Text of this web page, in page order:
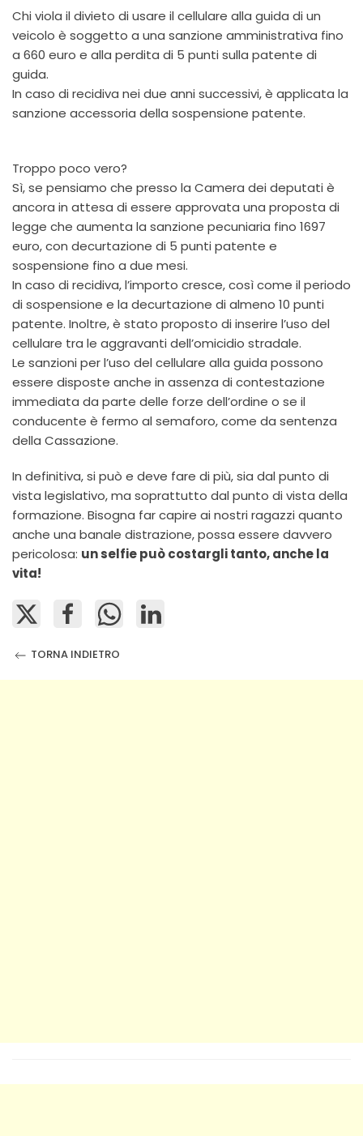
Chi viola il divieto di usare il cellulare alla guida di un
veicolo è soggetto a una sanzione amministrativa fino
a 660 euro e alla perdita di 5 punti sulla patente di
guida.
In caso di recidiva nei due anni successivi, è applicata la
sanzione accessoria della sospensione patente.
Troppo poco vero?
Sì, se pensiamo che presso la Camera dei deputati è
ancora in attesa di essere approvata una proposta di
legge che aumenta la sanzione pecuniaria fino 1697
euro, con decurtazione di 5 punti patente e
sospensione fino a due mesi.
In caso di recidiva, l’importo cresce, così come il periodo
di sospensione e la decurtazione di almeno 10 punti
patente. Inoltre, è stato proposto di inserire l’uso del
cellulare tra le aggravanti dell’omicidio stradale.
Le sanzioni per l’uso del cellulare alla guida possono
essere disposte anche in assenza di contestazione
immediata da parte delle forze dell’ordine o se il
conducente è fermo al semaforo, come da sentenza
della Cassazione.
In definitiva, si può e deve fare di più, sia dal punto di
vista legislativo, ma soprattutto dal punto di vista della
formazione. Bisogna far capire ai nostri ragazzi quanto
anche una banale distrazione, possa essere davvero
pericolosa: un selfie può costargli tanto, anche la
vita!
TORNA INDIETRO